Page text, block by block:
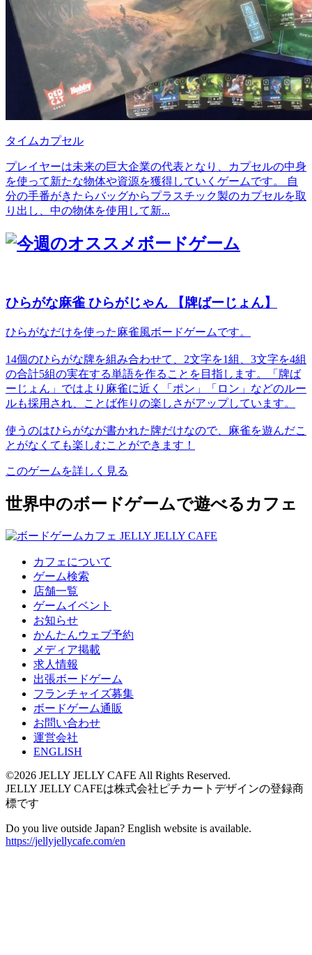
タイムカプセル
プレイヤーは未来の巨大企業の代表となり、カプセルの中身
を使って新たな物体や資源を獲得していくゲームです。 自
分の手番がきたらバッグからプラスチック製のカプセルを取
り出し、中の物体を使用して新...
ひらがな麻雀 ひらがじゃん 【牌ばーじょん】
ひらがなだけを使った麻雀風ボードゲームです。
14個のひらがな牌を組み合わせて、2文字を1組、3文字を4組
の合計5組の実在する単語を作ることを目指します。「牌ば
ーじょん」ではより麻雀に近く「ポン」「ロン」などのルー
ルも採用され、ことば作りの楽しさがアップしています。
使うのはひらがなが書かれた牌だけなので、麻雀を遊んだこ
とがなくても楽しむことができます！
このゲームを詳しく見る
世界中のボードゲームで遊べるカフェ
カフェについて
ゲーム検索
店舗一覧
ゲームイベント
お知らせ
かんたんウェブ予約
メディア掲載
求人情報
出張ボードゲーム
フランチャイズ募集
ボードゲーム通販
お問い合わせ
運営会社
ENGLISH
©2026 JELLY JELLY CAFE All Rights Reserved.
JELLY JELLY CAFEは株式会社ピチカートデザインの登録商
標です
Do you live outside Japan? English website is available.
https://jellyjellycafe.com/en